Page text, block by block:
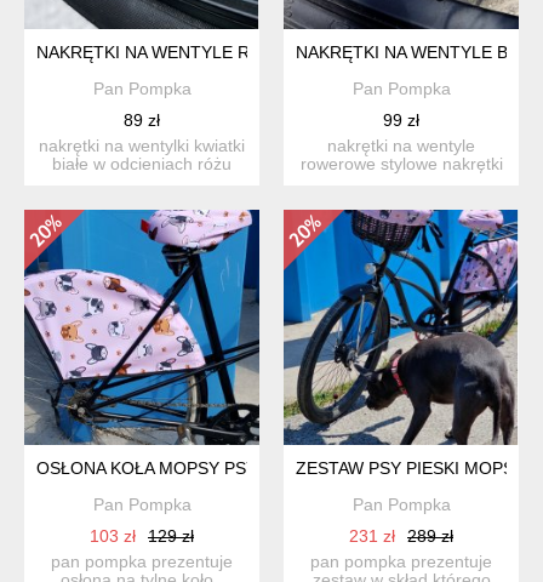
NAKRĘTKI NA WENTYLE RÓŻOWE W KWIATKI BIAŁE
Pan Pompka
89 zł
nakrętki na wentylki kwiatki
białe w odcieniach różu
NAKRĘTKI NA WENTYLE
Pan Pompka
99 zł
nakrętki na wentyle
rowerowe stylowe nakrętki
OSŁONA KOŁA MOPSY PSY PIESKI
Pan Pompka
103 zł
129 zł
pan pompka prezentuje
ZESTAW PSY PIESKI MOPSY
Pan Pompka
231 zł
289 zł
pan pompka prezentuje